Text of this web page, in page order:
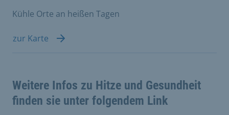
Kühle Orte an heißen Tagen
zur Karte
Weitere Infos zu Hitze und Gesundheit
finden sie unter folgendem Link